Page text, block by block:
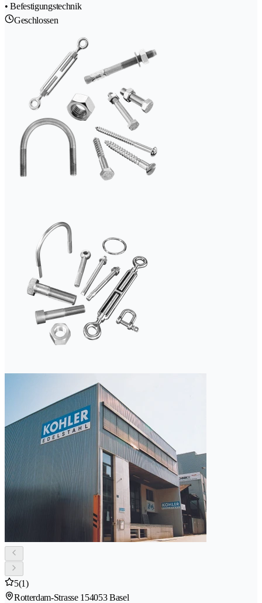
• Befestigungstechnik
Geschlossen
5(1)
Rotterdam-Strasse 154053 Basel